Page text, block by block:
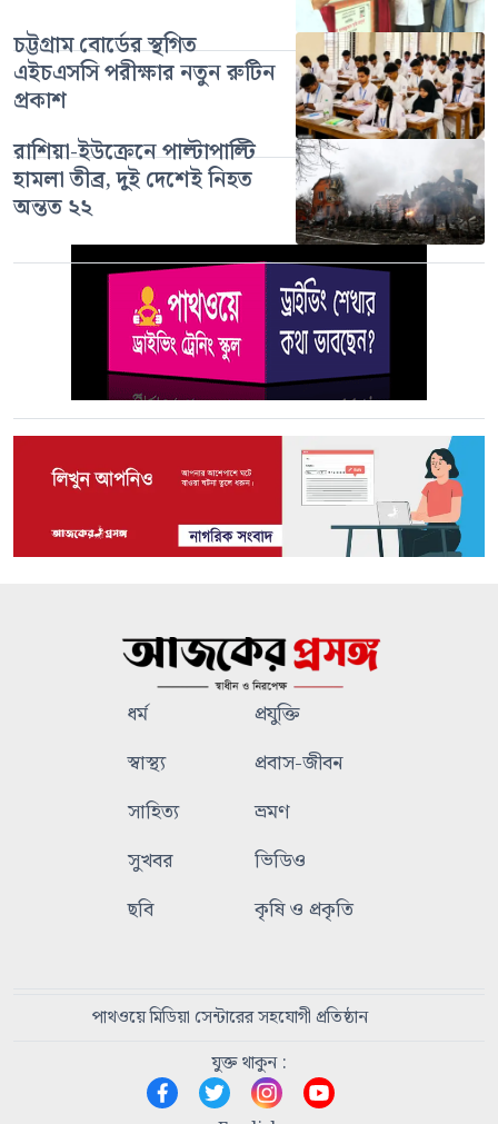
চট্টগ্রাম বোর্ডের স্থগিত
এইচএসসি পরীক্ষার নতুন রুটিন
প্রকাশ
রাশিয়া-ইউক্রেনে পাল্টাপাল্টি
হামলা তীব্র, দুই দেশেই নিহত
অন্তত ২২
ধর্ম
প্রযুক্তি
স্বাস্থ্য
প্রবাস-জীবন
সাহিত্য
ভ্রমণ
সুখবর
ভিডিও
ছবি
কৃষি ও প্রকৃতি
পাথওয়ে মিডিয়া সেন্টারের সহযোগী প্রতিষ্ঠান
যুক্ত থাকুন :